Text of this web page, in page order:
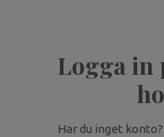
Logga in
Har du inget